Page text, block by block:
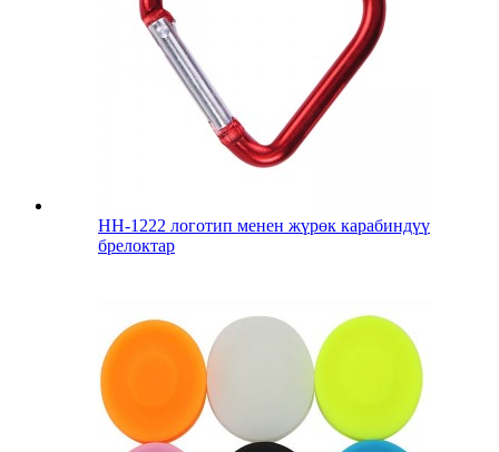
HH-1222 логотип менен жүрөк карабиндүү
брелоктар